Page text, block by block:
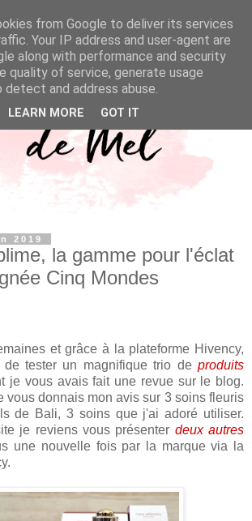
2019
la gamme pour l'éclat
Cinq Mondes
et grâce à la plateforme Hivency,
tester un magnifique trio de produits
je vous avais fait une revue sur le blog.
vous donnais mon avis sur 3 soins fleuris
de Bali, 3 soins que j'ai adoré utiliser.
je reviens vous présenter deux autres
une nouvelle fois par la marque via la
from Google to deliver its services
Your IP address and user-agent are
along with performance and security
quality of service, generate usage
and address abuse.
LEARN MORE GOT IT